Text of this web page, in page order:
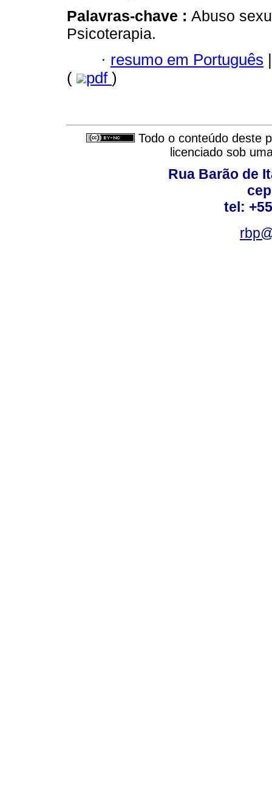
Palavras-chave : Abuso
Psicoterapia.
· resumo em Português |
(
pdf )
Todo o conteúdo deste
licenciado sob
Rua Barão de
tel: